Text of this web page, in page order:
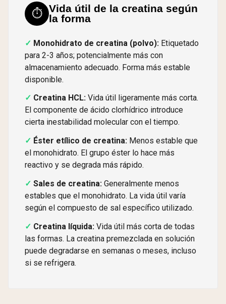
⏱️ Vida útil de la creatina según
la forma
Monohidrato de creatina (polvo): Etiquetado
para 2-3 años; potencialmente más con
almacenamiento adecuado. Forma más estable
disponible.
Creatina HCL: Vida útil ligeramente más corta.
El componente de ácido clorhídrico introduce
cierta inestabilidad molecular con el tiempo.
Éster etílico de creatina: Menos estable que
el monohidrato. El grupo éster lo hace más
reactivo y se degrada más rápido.
Sales de creatina: Generalmente menos
estables que el monohidrato. La vida útil varía
según el compuesto de sal específico utilizado.
Creatina líquida: Vida útil más corta de todas
las formas. La creatina premezclada en solución
puede degradarse en semanas o meses, incluso
si se refrigera.